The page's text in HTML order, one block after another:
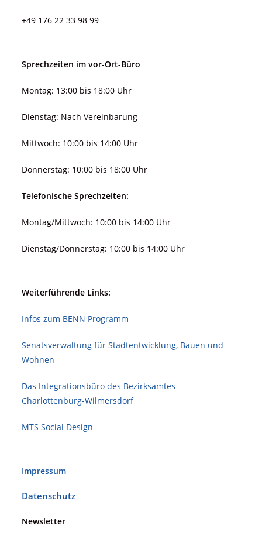
+49 176 22 33 98 99
Sprechzeiten im vor-Ort-Büro
Montag: 13:00 bis 18:00 Uhr
Dienstag: Nach Vereinbarung
Mittwoch: 10:00 bis 14:00 Uhr
Donnerstag: 10:00 bis 18:00 Uhr
Telefonische Sprechzeiten:
Montag/Mittwoch: 10:00 bis 14:00 Uhr
Dienstag/Donnerstag: 10:00 bis 14:00 Uhr
Weiterführende Links:
Infos zum BENN Programm
Senatsverwaltung für Stadt­ent­wicklung, Bauen und
Wohnen
Das Integrationsbüro des Bezirksamtes
Charlottenburg-Wilmersdorf
MTS Social Design
Impressum
Datenschutz
Newsletter